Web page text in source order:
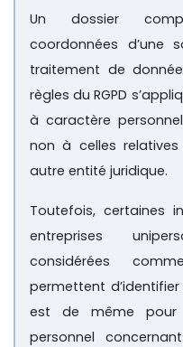
Un dossier
coordonnées d’une
traitement de
règles du RGPD
à caractère
non à celles
autre entité juridique.
Toutefois, certaines
entreprises
considérées
permettent
est de même pour
personnel